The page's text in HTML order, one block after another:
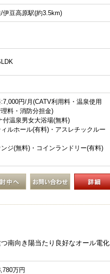
伊豆高原駅(約3.5km)
円/月(CATV利用料・温泉使用
料・消防分担金)
付温泉男女大浴場(無料)
ルホール(有料)・アスレチックルー
ジ(無料)・コインランドリー(有料)
南向き陽当たり良好なオール電化
万円